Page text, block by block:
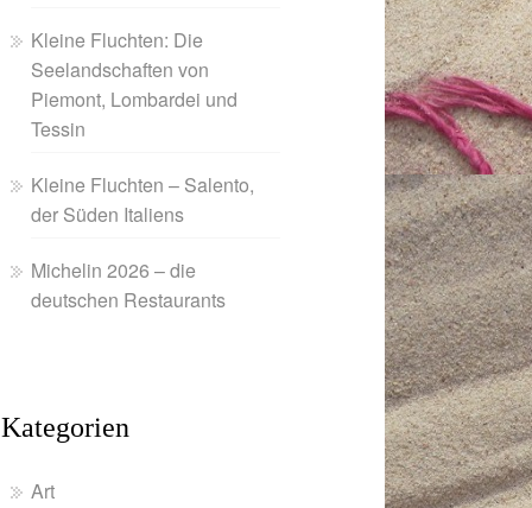
Kleine Fluchten: Die
Seelandschaften von
Piemont, Lombardei und
Tessin
Kleine Fluchten – Salento,
der Süden Italiens
Michelin 2026 – die
deutschen Restaurants
Kategorien
Art